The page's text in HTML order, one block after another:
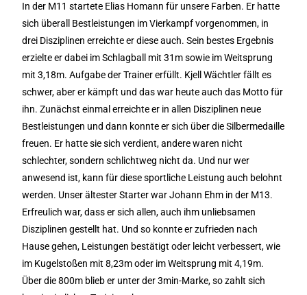
In der M11 startete Elias Homann für unsere Farben. Er hatte
sich überall Bestleistungen im Vierkampf vorgenommen, in
drei Disziplinen erreichte er diese auch. Sein bestes Ergebnis
erzielte er dabei im Schlagball mit 31m sowie im Weitsprung
mit 3,18m. Aufgabe der Trainer erfüllt. Kjell Wächtler fällt es
schwer, aber er kämpft und das war heute auch das Motto für
ihn. Zunächst einmal erreichte er in allen Disziplinen neue
Bestleistungen und dann konnte er sich über die Silbermedaille
freuen. Er hatte sie sich verdient, andere waren nicht
schlechter, sondern schlichtweg nicht da. Und nur wer
anwesend ist, kann für diese sportliche Leistung auch belohnt
werden. Unser ältester Starter war Johann Ehm in der M13.
Erfreulich war, dass er sich allen, auch ihm unliebsamen
Disziplinen gestellt hat. Und so konnte er zufrieden nach
Hause gehen, Leistungen bestätigt oder leicht verbessert, wie
im Kugelstoßen mit 8,23m oder im Weitsprung mit 4,19m.
Über die 800m blieb er unter der 3min-Marke, so zahlt sich